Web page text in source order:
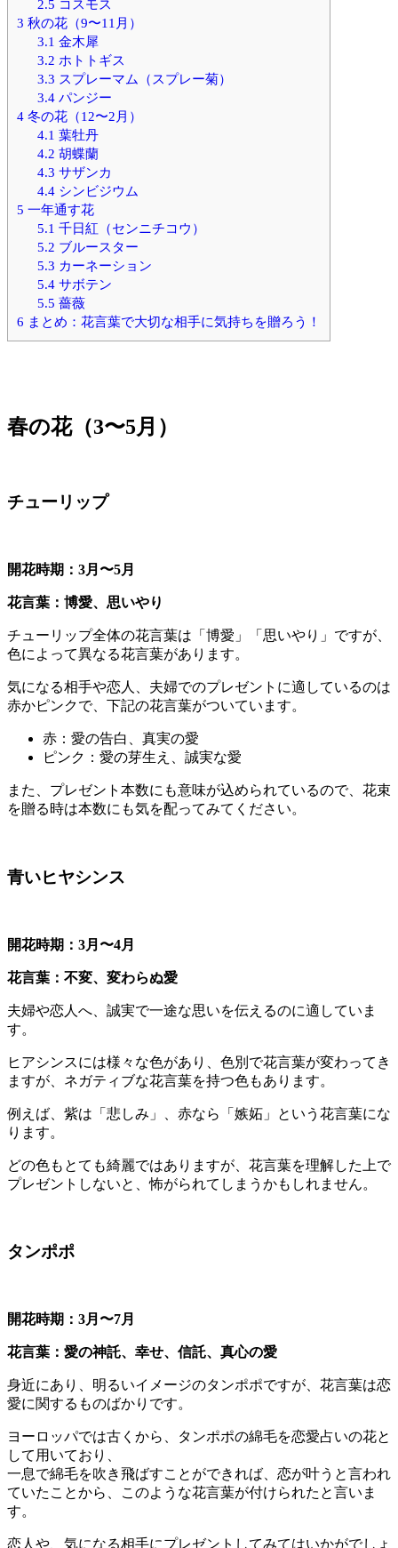
2.5 コスモス
3 秋の花（9〜11月）
3.1 金木犀
3.2 ホトトギス
3.3 スプレーマム（スプレー菊）
3.4パンジー
4 冬の花（12〜2月）
4.1 葉牡丹
4.2 胡蝶蘭
4.3 サザンカ
4.4シンビジウム
5 一年通す花
5.1 千日紅（センニチコウ）
5.2 ブルースター
5.3 カーネーション
5.4サボテン
5.5 薔薇
6 まとめ：花言葉で大切な相手に気持ちを贈ろう！
春の花（3〜5月）
チューリップ
開花時期：3月〜5月
花言葉：博愛、思いやり
チューリップ全体の花言葉は「博愛」「思いやり」ですが、
色によって異なる花言葉があります。
気になる相手や恋人、夫婦でのプレゼントに適しているのは
赤かピンクで、下記の花言葉がついています。
赤：愛の告白、真実の愛
ピンク：愛の芽生え、誠実な愛
また、プレゼント本数にも意味が込められているので、花束
を贈る時は本数にも気を配ってみてください。
青いヒヤシンス
開花時期：3月〜4月
花言葉： 不変、変わらぬ愛
夫婦や恋人へ、誠実で一途な思いを伝えるのに適していま
す。
ヒアシンスには様々な色があり、色別で花言葉が変わってき
ますが、ネガティブな花言葉を持つ色もあります。
例えば、紫は「悲しみ」、赤なら「嫉妬」という花言葉にな
ります。
どの色もとても綺麗ではありますが、花言葉を理解した上で
プレゼントしないと、怖がられてしまうかもしれません。
タンポポ
開花時期：3月〜7月
花言葉： 愛の神託、幸せ、信託、真心の愛
身近にあり、明るいイメージのタンポポですが、花言葉は恋
愛に関するものばかりです。
ヨーロッパでは古くから、タンポポの綿毛を恋愛占いの花と
して用いており、
一息で綿毛を吹き飛ばすことができれば、恋が叶うと言われ
ていたことから、このような花言葉が付けられたと言いま
す。
恋人や、気になる相手にプレゼントしてみてはいかがでしょ